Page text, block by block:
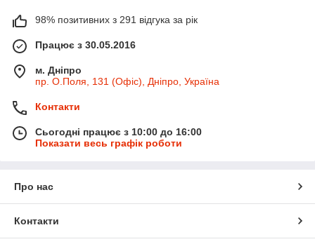
98% позитивних з 291 відгука за рік
Працює з 30.05.2016
м. Дніпро
пр. О.Поля, 131 (Офіс), Дніпро, Україна
Контакти
Сьогодні працює з 10:00 до 16:00
Показати весь графік роботи
Про нас
Контакти